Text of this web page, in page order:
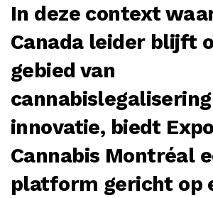
In deze context
Canada leider blijft
gebied van
innovatie, biedt Expo
Cannabis Montréal
platform gericht op